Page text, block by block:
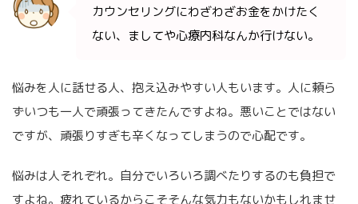
カウンセリングにわざわざお金をかけたく
ない、ましてや心療内科なんか行けない。
悩みを人に話せる人、抱え込みやすい人もいます。人に頼ら
ずいつも一人で頑張ってきたんですよね。悪いことではない
ですが、頑張りすぎも辛くなってしまうので心配です。
悩みは人それぞれ。自分でいろいろ調べたりするのも負担で
すよね。疲れているからこそそんな気力もないかもしれませ